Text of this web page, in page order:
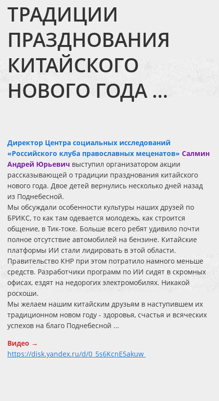
ТРАДИЦИИ
ПРАЗДНОВАНИЯ
КИТАЙСКОГО
НОВОГО ГОДА …
Директор Центра социальных исследований
«Российского клуба православных меценатов» Салмин
Андрей Юрьевич выступил организатором акции
рассказывающей о традиции празднования китайского
нового года. Двое детей вернулись несколько дней назад
из Поднебесной.
Мы обсуждали особенности культуры наших друзей по
БРИКС, то как там одевается молодежь, как строится
общение, в Тик-токе. Больше всего ребят удивило почти
полное отсутствие автомобилей на бензине. Китайские
платформы ИИ стали лидировать в этой области.
Правительство КНР при этом потратило намного меньше
средств. Разработчики программ по ИИ сидят в скромных
офисах, ездят на недорогих электромобилях. Никакой
роскоши.
Мы желаем нашим китайским друзьям в наступившем их
традиционном новом году - здоровья, счастья и всяческих
успехов на благо Поднебесной ...
Видео →
https://disk.yandex.ru/d/0_5s6KcnE5akuw